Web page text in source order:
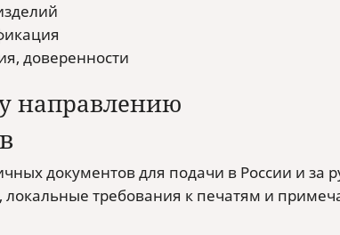
доверенности
направлению
документов для подачи в России и за
требования к печатям и